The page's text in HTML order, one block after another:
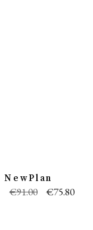
NewPlan
€91.00 €75.80